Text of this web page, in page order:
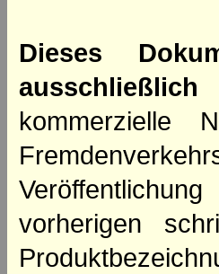
Dieses
kommerzielle
vorherigen